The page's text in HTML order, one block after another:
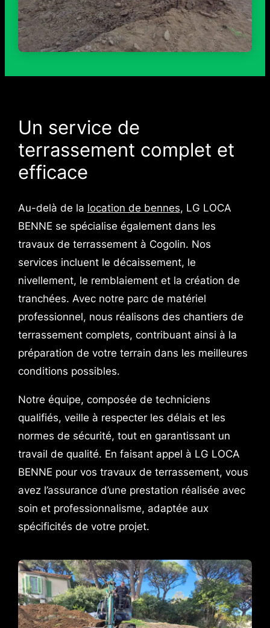
Un service de
terrassement complet et
efficace
Au-delà de la location de bennes, LG LOCA
BENNE se spécialise également dans les
travaux de terrassement à Cogolin. Nos
services incluent le décaissement, le
nivellement, le remblaiement et la création de
tranchées. Avec notre parc de matériel
professionnel, nous réalisons des chantiers de
terrassement complets, contribuant ainsi à la
préparation de votre terrain dans les meilleures
conditions possibles.
Notre équipe, composée de techniciens
qualifiés, veille à respecter les délais et les
normes de sécurité, tout en garantissant un
travail de qualité. En faisant appel à LG LOCA
BENNE pour vos travaux de terrassement, vous
avez l’assurance d’une prestation réalisée avec
soin et professionnalisme, adaptée aux
spécificités de votre projet.